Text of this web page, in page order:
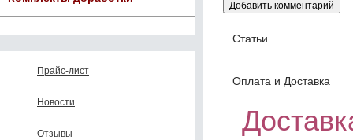
Прайс-лист
Новости
Отзывы
Статьи
Оплата и Доставка